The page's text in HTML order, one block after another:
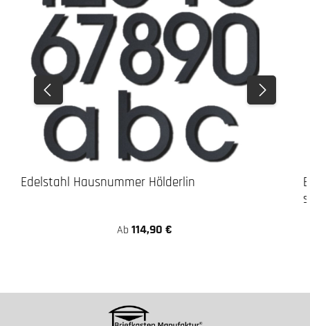
Edelstahl Hausnummer Hölderlin
Ab 114,90 €